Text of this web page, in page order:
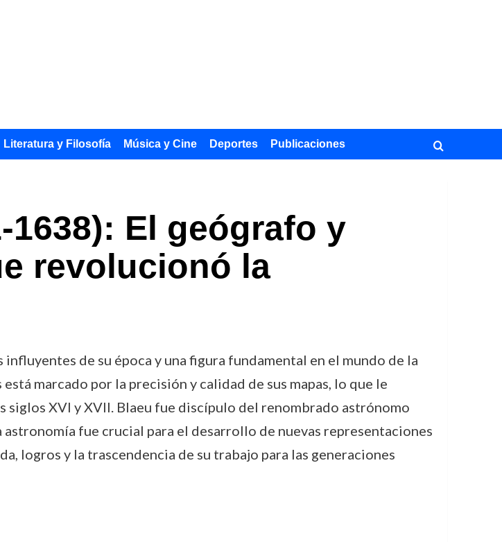
Literatura y Filosofía Música y Cine Deportes Publicaciones
El geógrafo y
revolucionó la
de su época y una figura fundamental en el mundo de la
marcado por la precisión y calidad de sus mapas, lo que le
XVI y XVII. Blaeu fue discípulo del renombrado astrónomo
fue crucial para el desarrollo de nuevas representaciones
logros y la trascendencia de su trabajo para las generaciones